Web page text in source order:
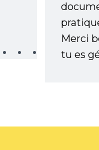
Merci
tu es